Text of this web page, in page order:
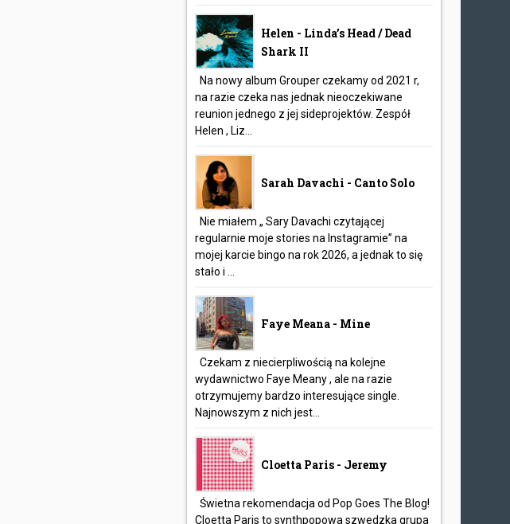
Helen - Linda’s Head / Dead
Shark II
Na nowy album Grouper czekamy od 2021 r,
na razie czeka nas jednak nieoczekiwane
reunion jednego z jej sideprojektów. Zespół
Helen , Liz...
Sarah Davachi - Canto Solo
Nie miałem „ Sary Davachi czytającej
regularnie moje stories na Instagramie” na
mojej karcie bingo na rok 2026, a jednak to się
stało i ...
Faye Meana - Mine
Czekam z niecierpliwością na kolejne
wydawnictwo Faye Meany , ale na razie
otrzymujemy bardzo interesujące single.
Najnowszym z nich jest...
Cloetta Paris - Jeremy
Świetna rekomendacja od Pop Goes The Blog!
Cloetta Paris to synthpopowa szwedzka grupa